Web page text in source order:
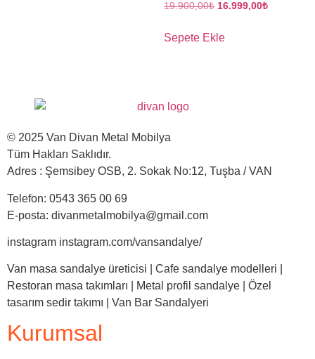
19.900,00₺ 16.999,00₺
Sepete Ekle
© 2025 Van Divan Metal Mobilya
Tüm Hakları Saklıdır.
Adres : Şemsibey OSB, 2. Sokak No:12, Tuşba / VAN
Telefon: 0543 365 00 69
E-posta: divanmetalmobilya@gmail.com
instagram instagram.com/vansandalye/
Van masa sandalye üreticisi | Cafe sandalye modelleri |
Restoran masa takımları | Metal profil sandalye | Özel
tasarım sedir takımı | Van Bar Sandalyeri
Kurumsal